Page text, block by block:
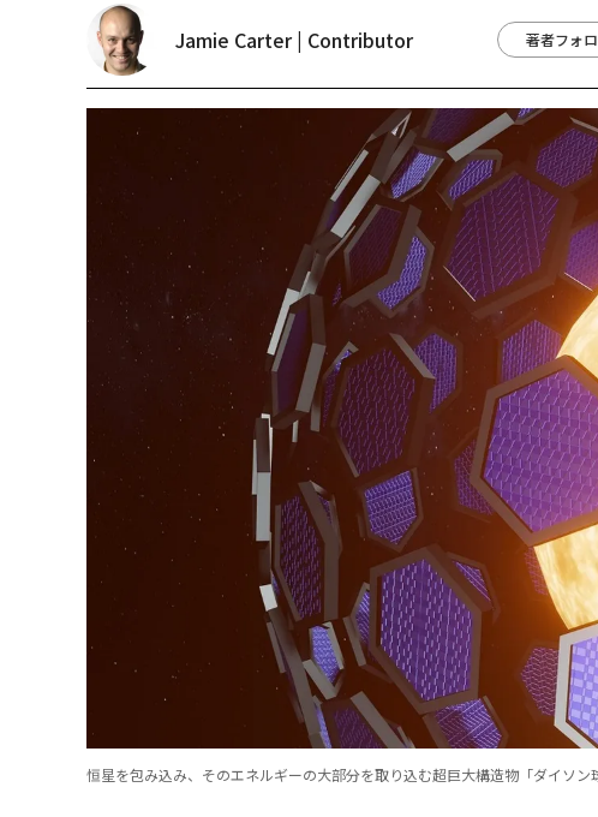
Jamie Carter | Contributor 著者フォ
恒星を包み込み、そのエネルギーの大部分を取り込む超巨大構造物「ダイソン